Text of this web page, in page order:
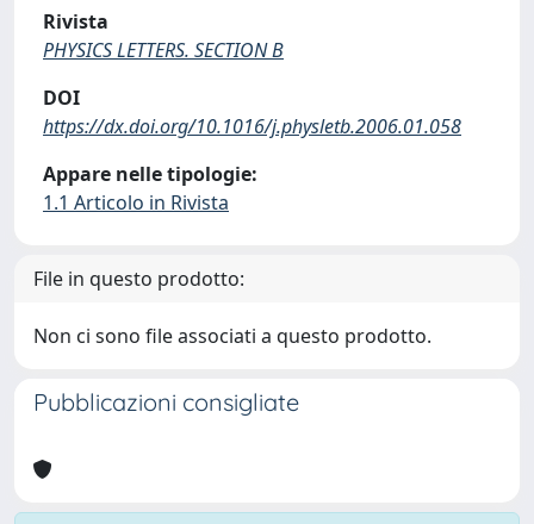
Rivista
PHYSICS LETTERS. SECTION B
DOI
https://dx.doi.org/10.1016/j.physletb.2006.01.058
Appare nelle tipologie:
1.1 Articolo in Rivista
File in questo prodotto:
Non ci sono file associati a questo prodotto.
Pubblicazioni consigliate